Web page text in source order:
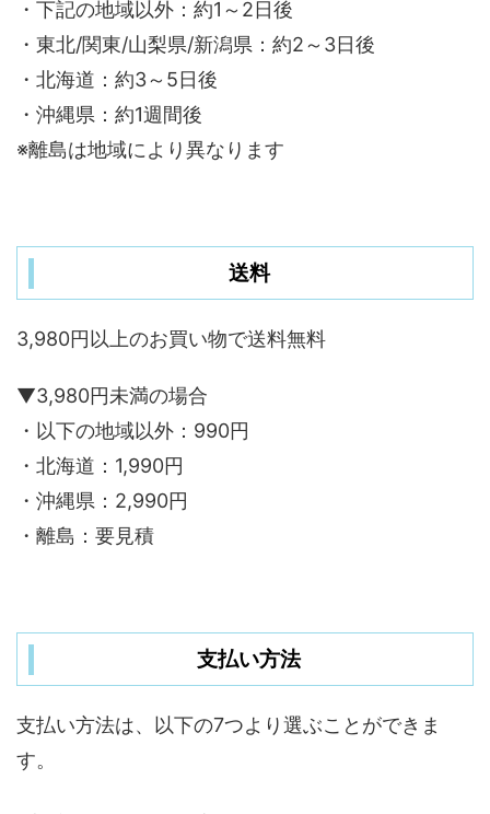
・下記の地域以外：約1～2日後
・東北/関東/山梨県/新潟県：約2～3日後
・北海道：約3～5日後
・沖縄県：約1週間後
※離島は地域により異なります
送料
3,980円以上のお買い物で送料無料
▼3,980円未満の場合
・以下の地域以外：990円
・北海道：1,990円
・沖縄県：2,990円
・離島：要見積
支払い方法
支払い方法は、以下の7つより選ぶことができま
す。